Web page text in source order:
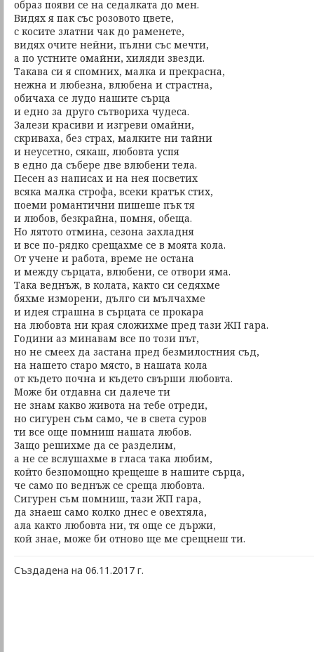
образ появи се на седалката до мен.
Видях я пак със розовото цвете,
с косите златни чак до раменете,
видях очите нейни, пълни със мечти,
а по устните омайни, хиляди звезди.
Такава си я спомних, малка и прекрасна,
нежна и любезна, влюбена и страстна,
обичаха се лудо нашите сърца
и едно за друго сътвориха чудеса.
Залези красиви и изгреви омайни,
скриваха, без страх, малките ни тайни
и неусетно, сякаш, любовта успя
в едно да събере две влюбени тела.
Песен аз написах и на нея посветих
всяка малка строфа, всеки кратък стих,
поеми романтични пишеше пък тя
и любов, безкрайна, помня, обеща.
Но лятото отмина, сезона захладня
и все по-рядко срещахме се в моята кола.
От учене и работа, време не остана
и между сърцата, влюбени, се отвори яма.
Така веднъж, в колата, както си седяхме
бяхме изморени, дълго си мълчахме
и идея страшна в сърцата се прокара
на любовта ни края сложихме пред тази ЖП гара.
Години аз минавам все по този път,
но не смеех да застана пред безмилостния съд,
на нашето старо място, в нашата кола
от където почна и където свърши любовта.
Може би отдавна си далече ти
не знам какво живота на тебе отреди,
но сигурен съм само, че в света суров
ти все още помниш нашата любов.
Защо решихме да се разделим,
а не се вслушахме в гласа така любим,
който безпомощно крещеше в нашите сърца,
че само по веднъж се среща любовта.
Сигурен съм помниш, тази ЖП гара,
да знаеш само колко днес е овехтяла,
ала както любовта ни, тя още се държи,
кой знае, може би отново ще ме срещнеш ти.
Създадена на 06.11.2017 г.